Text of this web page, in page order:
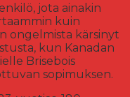
jota ainakin
kuin
ongelmista kärsinyt
kun Kanadan
Brisebois
sopimuksen.